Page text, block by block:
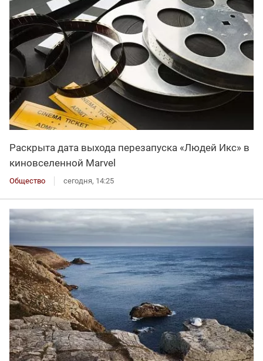
Раскрыта дата выхода перезапуска «Людей Икс» в
киновселенной Marvel
Общество сегодня, 14:25